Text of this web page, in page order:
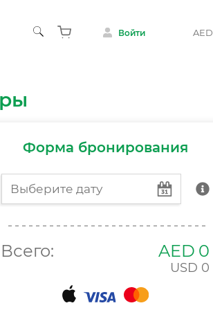
Войти AED
Форма бронирования
Всего: AED 0
USD 0
с детьми